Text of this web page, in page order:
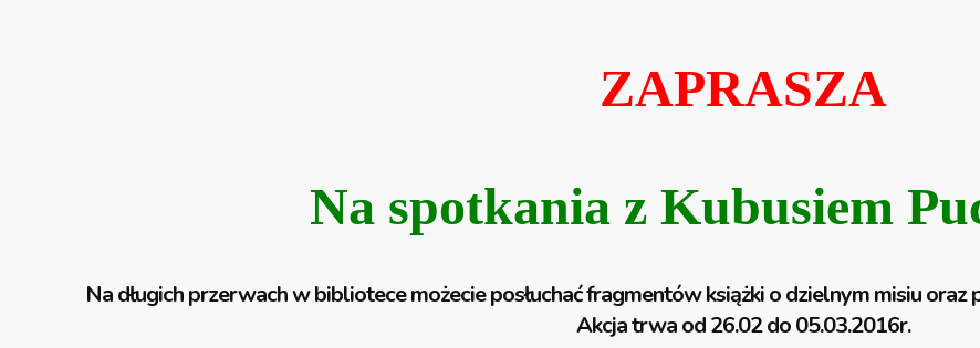
ZAPRASZA
Na spotkania z Kubusiem
Na długich przerwach w bibliotece możecie posłuchać fragmentów książki o dzielnym misiu
Akcja trwa od 26.02 do 05.03.2016r.